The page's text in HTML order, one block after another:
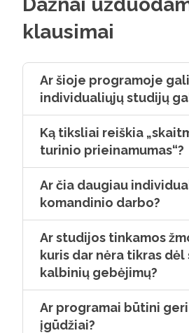
klausimai
Ar šioje programoje
individualiųjų studijų
Ką tiksliai reiškia
turinio prieinamumas“?
Ar čia daugiau
komandinio darbo?
Ar studijos tinkamos
kuris dar nėra tikras dėl
kalbinių gebėjimų?
Ar programai būtini
įgūdžiai?